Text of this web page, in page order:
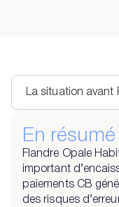
En résumé
Flandre Opale
important
paiements CB
des risques
La situation avant